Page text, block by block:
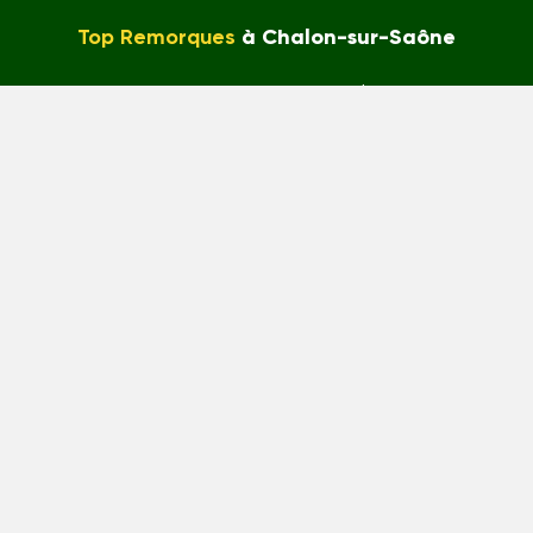
Top Remorques à Chalon-sur-Saône